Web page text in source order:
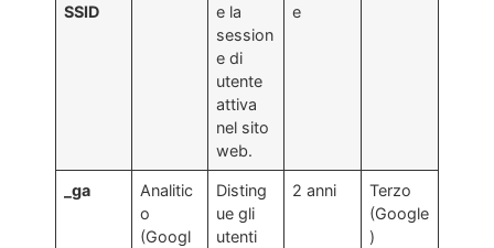
SSID
e la
session
e di
utente
attiva
nel sito
web.
e
_ga
Analitic
o
(Googl
Disting
ue gli
utenti
2 anni
Terzo
(Google
)